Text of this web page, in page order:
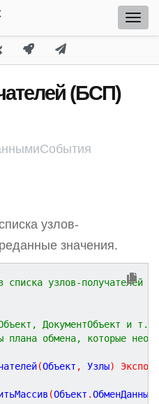
(БСП)
узлов-
значения.
узлов-получателей
ДокументОбъект и
обмена, которые
(Объект , Узлы) Экспорт
(Объект .ОбменДанными